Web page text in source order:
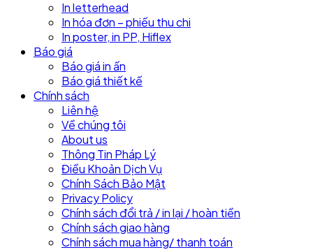
In letterhead
In hóa đơn – phiếu thu chi
In poster, in PP, Hiflex
Báo giá
Báo giá in ấn
Báo giá thiết kế
Chính sách
Liên hệ
Về chúng tôi
About us
Thông Tin Pháp Lý
Điều Khoản Dịch Vụ
Chính Sách Bảo Mật
Privacy Policy
Chính sách đổi trả / in lại / hoàn tiền
Chính sách giao hàng
Chính sách mua hàng/ thanh toán